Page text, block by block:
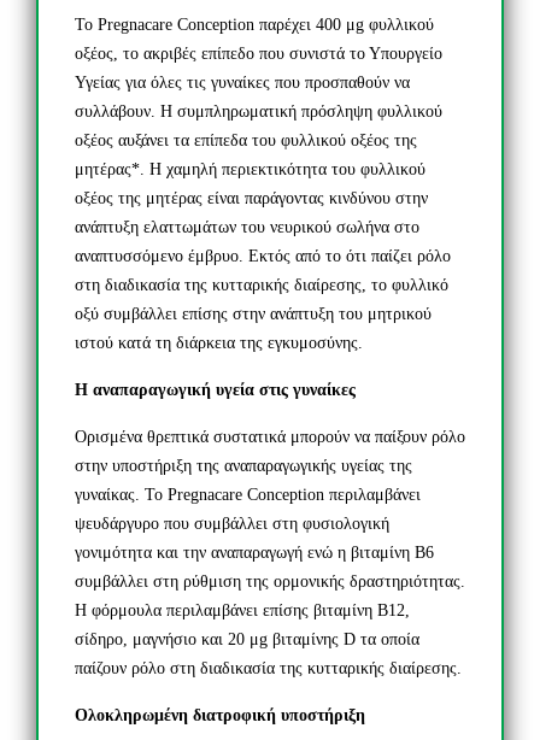
Το Pregnacare Conception παρέχει 400 μg φυλλικού
οξέος, το ακριβές επίπεδο που συνιστά το Υπουργείο
Υγείας για όλες τις γυναίκες που προσπαθούν να
συλλάβουν. Η συμπληρωματική πρόσληψη φυλλικού
οξέος αυξάνει τα επίπεδα του φυλλικού οξέος της
μητέρας*. Η χαμηλή περιεκτικότητα του φυλλικού
οξέος της μητέρας είναι παράγοντας κινδύνου στην
ανάπτυξη ελαττωμάτων του νευρικού σωλήνα στο
αναπτυσσόμενο έμβρυο. Εκτός από το ότι παίζει ρόλο
στη διαδικασία της κυτταρικής διαίρεσης, το φυλλικό
οξύ συμβάλλει επίσης στην ανάπτυξη του μητρικού
ιστού κατά τη διάρκεια της εγκυμοσύνης.
Η αναπαραγωγική υγεία στις γυναίκες
Ορισμένα θρεπτικά συστατικά μπορούν να παίξουν ρόλο
στην υποστήριξη της αναπαραγωγικής υγείας της
γυναίκας. Το Pregnacare Conception περιλαμβάνει
ψευδάργυρο που συμβάλλει στη φυσιολογική
γονιμότητα και την αναπαραγωγή ενώ η βιταμίνη Β6
συμβάλλει στη ρύθμιση της ορμονικής δραστηριότητας.
Η φόρμουλα περιλαμβάνει επίσης βιταμίνη Β12,
σίδηρο, μαγνήσιο και 20 μg βιταμίνης D τα οποία
παίζουν ρόλο στη διαδικασία της κυτταρικής διαίρεσης.
Ολοκληρωμένη διατροφική υποστήριξη